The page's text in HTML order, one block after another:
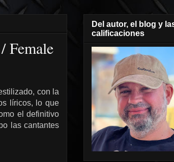
Female
con la
líricos, lo que
el definitivo
las cantantes
Del autor, el blog y
calificaciones